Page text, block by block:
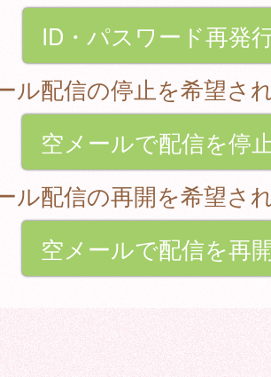
ID・パスワード再発
ル配信の停止を希望さ
空メールで配信を停
ル配信の再開を希望さ
空メールで配信を再